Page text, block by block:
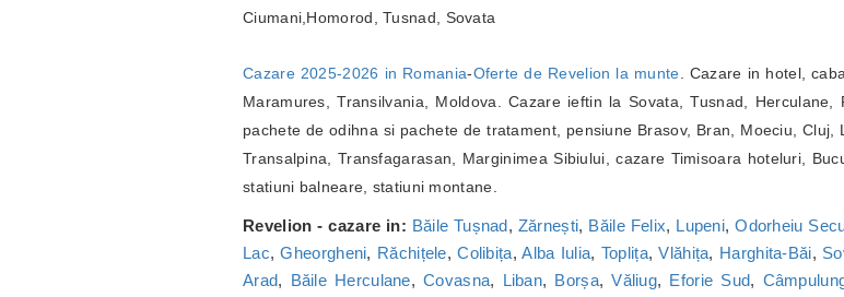
Ciumani,Homorod, Tusnad, Sovata
Cazare 2025-2026 in Romania-Oferte de Revelion la munte. Cazare in hotel,
Maramures, Transilvania, Moldova. Cazare ieftin la Sovata, Tusnad,
pachete de odihna si pachete de tratament, pensiune Brasov, Bran, Moeciu,
Transalpina, Transfagarasan, Marginimea Sibiului, cazare Timisoara hoteluri,
statiuni balneare, statiuni montane.
Revelion - cazare in: Băile Tușnad, Zărnești, Băile Felix, Lupeni,Odorheiu
Lac,Gheorgheni, Răchițele,Colibița,Alba Iulia, Toplița,Vlăhița, Harghita-Băi,
Arad, Băile Herculane,Covasna, Liban, Borșa,Văliug, Eforie Sud,